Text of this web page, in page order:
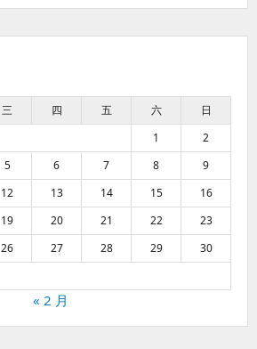
三 四 五 六
日
1
2
5 6 7 8
9
12 13 14 15
16
19 20 21 22
23
26 27 28 29
30
« 2 月